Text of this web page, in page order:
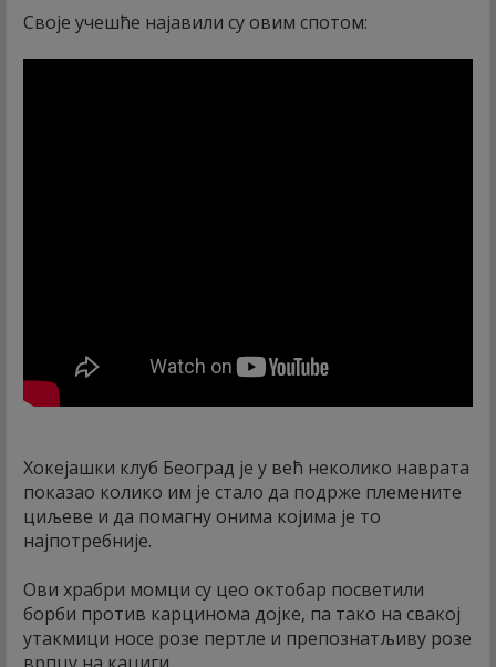
Своје учешће најавили су овим спотом:
Хокејашки клуб Београд је у већ неколико наврата
показао колико им је стало да подрже племените
циљеве и да помагну онима којима је то
најпотребније.
Ови храбри момци су цео октобар посветили
борби против карцинома дојке, па тако на свакој
утакмици носе розе пертле и препознатљиву розе